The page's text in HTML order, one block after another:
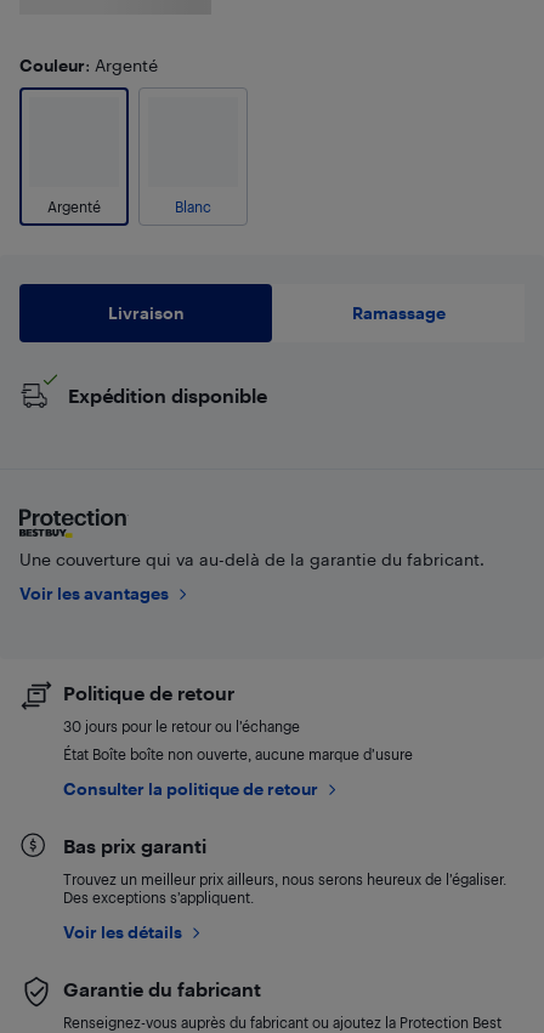
Couleur: Argenté
Argenté Blanc
Livraison Ramassage
Expédition disponible
Une couverture qui va au-delà de la garantie du fabricant.
Voir les avantages
Politique de retour
30 jours pour le retour ou l’échange
État Boîte boîte non ouverte, aucune marque d’usure
Consulter la politique de retour
Bas prix garanti
Trouvez un meilleur prix ailleurs, nous serons heureux de l’égaliser.
Des exceptions s’appliquent.
Voir les détails
Garantie du fabricant
Renseignez-vous auprès du fabricant ou ajoutez la Protection Best